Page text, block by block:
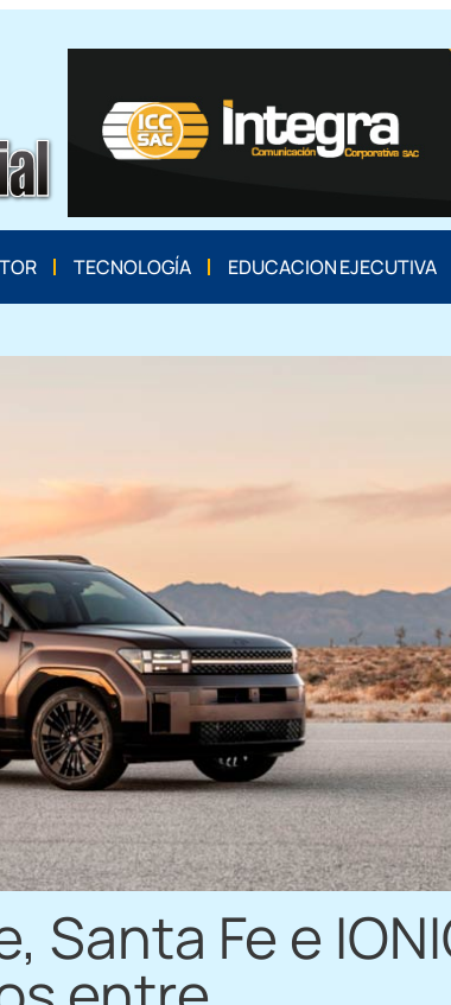
TECNOLOGÍA EDUCACION EJECUTIVA
Santa Fe e